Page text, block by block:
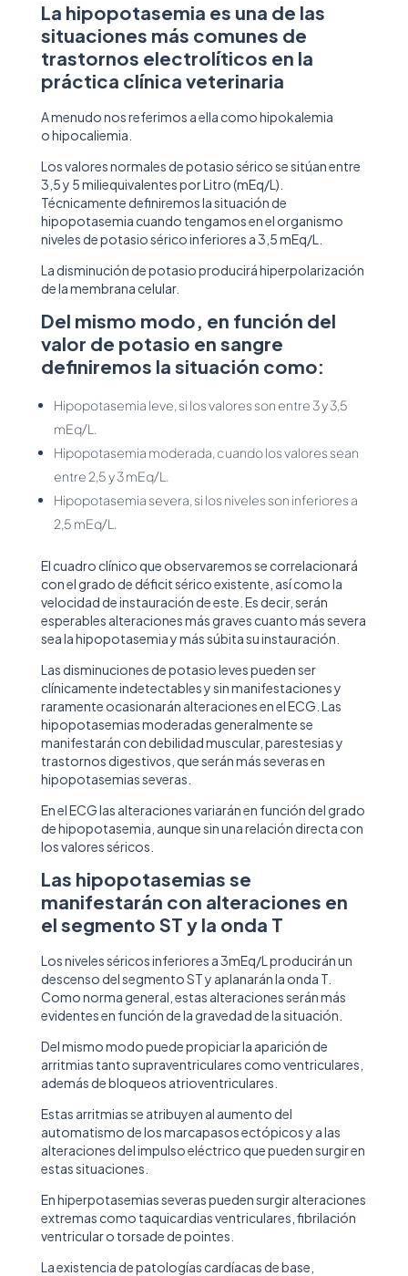
La hipopotasemia es una de las
situaciones más comunes de
trastornos electrolíticos en la
práctica clínica veterinaria
A menudo nos referimos a ella como hipokalemia
o hipocaliemia.
Los valores normales de potasio sérico se sitúan entre
3,5 y 5 miliequivalentes por Litro (mEq/L).
Técnicamente definiremos la situación de
hipopotasemia cuando tengamos en el organismo
niveles de potasio sérico inferiores a 3,5 mEq/L.
La disminución de potasio producirá hiperpolarización
de la membrana celular.
Del mismo modo, en función del
valor de potasio en sangre
definiremos la situación como:
Hipopotasemia leve, si los valores son entre 3 y 3,5
mEq/L.
Hipopotasemia moderada, cuando los valores sean
entre 2,5 y 3 mEq/L.
Hipopotasemia severa, si los niveles son inferiores a
2,5 mEq/L.
El cuadro clínico que observaremos se correlacionará
con el grado de déficit sérico existente, así como la
velocidad de instauración de este. Es decir, serán
esperables alteraciones más graves cuanto más severa
sea la hipopotasemia y más súbita su instauración.
Las disminuciones de potasio leves pueden ser
clínicamente indetectables y sin manifestaciones y
raramente ocasionarán alteraciones en el ECG. Las
hipopotasemias moderadas generalmente se
manifestarán con debilidad muscular, parestesias y
trastornos digestivos, que serán más severas en
hipopotasemias severas.
En el ECG las alteraciones variarán en función del grado
de hipopotasemia, aunque sin una relación directa con
los valores séricos.
Las hipopotasemias se
manifestarán con alteraciones en
el segmento ST y la onda T
Los niveles séricos inferiores a 3mEq/L producirán un
descenso del segmento ST y aplanarán la onda T.
Como norma general, estas alteraciones serán más
evidentes en función de la gravedad de la situación.
Del mismo modo puede propiciar la aparición de
arritmias tanto supraventriculares como ventriculares,
además de bloqueos atrioventriculares.
Estas arritmias se atribuyen al aumento del
automatismo de los marcapasos ectópicos y a las
alteraciones del impulso eléctrico que pueden surgir en
estas situaciones.
En hiperpotasemias severas pueden surgir alteraciones
extremas como taquicardias ventriculares, fibrilación
ventricular o torsade de pointes.
La existencia de patologías cardíacas de base,